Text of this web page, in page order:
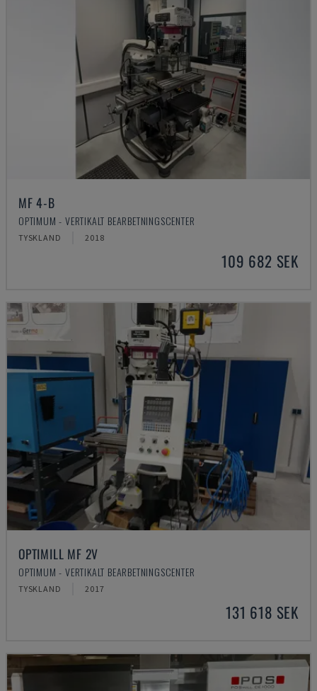
MF 4-B
OPTIMUM - VERTIKALT BEARBETNINGSCENTER
TYSKLAND 2018
109 682 SEK
OPTIMILL MF 2V
OPTIMUM - VERTIKALT BEARBETNINGSCENTER
TYSKLAND 2017
131 618 SEK